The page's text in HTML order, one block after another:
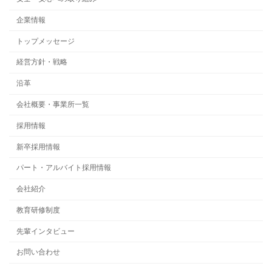
企業情報
トップメッセージ
経営方針・戦略
沿革
会社概要・事業所一覧
採用情報
新卒採用情報
パート・アルバイト採用情報
会社紹介
教育研修制度
先輩インタビュー
お問い合わせ